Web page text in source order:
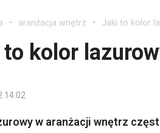
aranżacja wnętrz Jaki to kolor
kolor
14:02
w aranżacji wnętrz